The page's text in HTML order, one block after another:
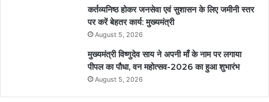
कर्तव्यनिष्ठ होकर जनसेवा एवं सुशासन के लिए जमीनी स्तर
पर करें बेहतर कार्य: मुख्यमंत्री
August 5, 2026
मुख्यमंत्री विष्णुदेव साय ने अपनी माँ के नाम पर लगाया
पीपल का पौधा, वन महोत्सव-2026 का हुआ शुभारंभ
August 5, 2026